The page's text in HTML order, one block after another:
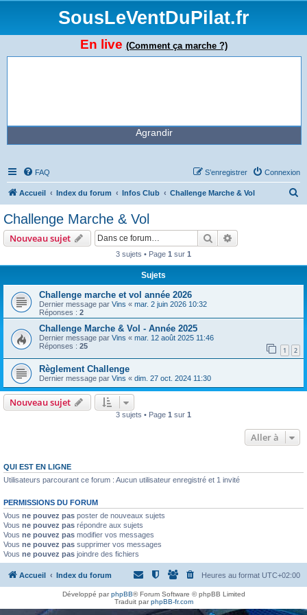
SousLeVentDuPilat.fr
En live (Comment ça marche ?)
Agrandir
FAQ Connexion
S’enregistrer
Accueil Index du forum Infos Club Challenge Marche & Vol
Challenge Marche & Vol
Nouveau sujet Rechercher
3 sujets • Page 1 sur 1
Sujets
Challenge marche et vol année 2026
Dernier message par Vins « mar. 2 juin 2026 10:32
Réponses : 2
Challenge Marche & Vol - Année 2025
Dernier message par Vins « mar. 12 août 2025 11:46
Réponses : 25 1 2
Règlement Challenge
Dernier message par Vins « dim. 27 oct. 2024 11:30
Nouveau sujet
3 sujets • Page 1 sur 1
Aller à
QUI EST EN LIGNE
Utilisateurs parcourant ce forum : Aucun utilisateur enregistré et 1 invité
PERMISSIONS DU FORUM
Vous ne pouvez pas poster de nouveaux sujets
Vous ne pouvez pas répondre aux sujets
Vous ne pouvez pas modifier vos messages
Vous ne pouvez pas supprimer vos messages
Vous ne pouvez pas joindre des fichiers
Accueil Index du forum Heures au format UTC+02:00
Développé parphpBB® Forum Software © phpBB Limited
Traduit parphpBB-fr.com